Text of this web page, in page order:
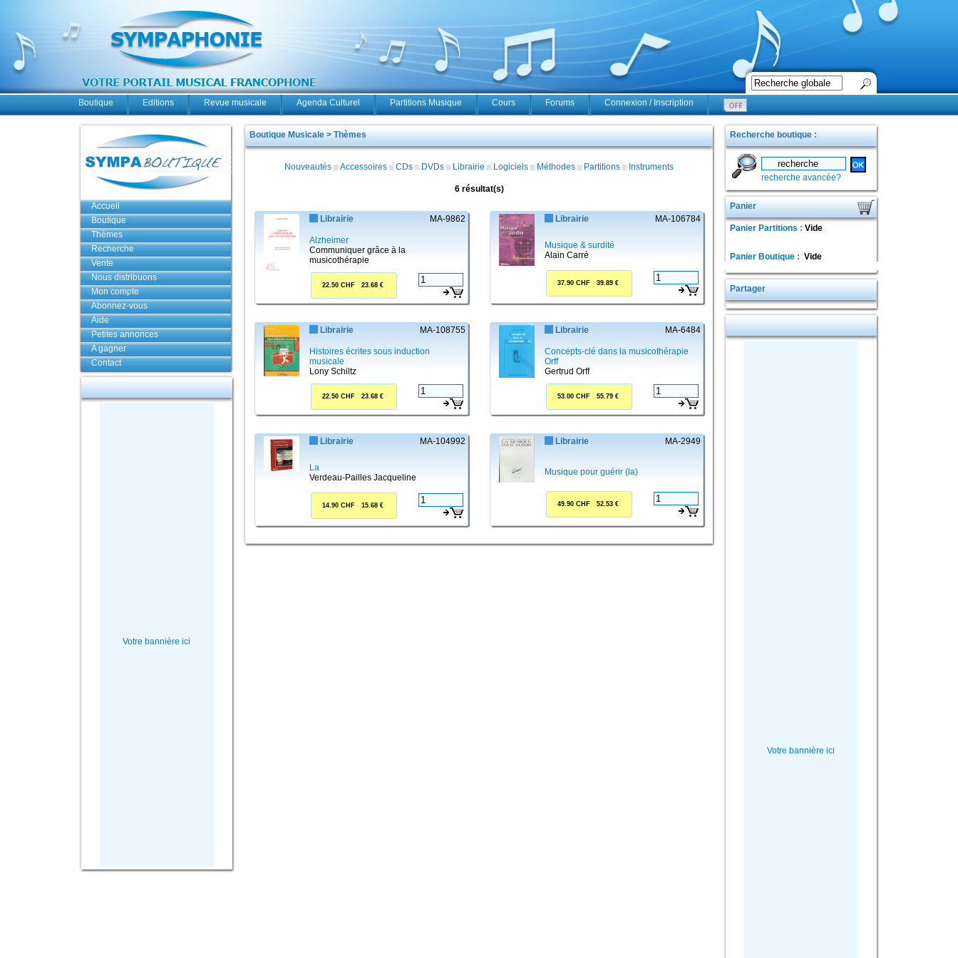
Boutique Editions Revue musicale Agenda Culturel Partitions Musique Cours Forums Connexion / Inscription
Accueil
Boutique
Thèmes
Recherche
Vente
Nous distribuons
Mon compte
Abonnez-vous
Aide
Petites annonces
A gagner
Contact
Votre bannière ici
Boutique Musicale > Thèmes
Nouveautés Accessoires CDs DVDs Librairie Logiciels Méthodes Partitions Instruments
6 résultat(s)
Librairie MA-9862
Alzheimer
Communiquer grâce à la
musicothérapie
22.50 CHF 23.68 €
Librairie MA-106784
Musique & surdité
Alain Carré
37.90 CHF 39.89 €
Librairie MA-108755
Histoires écrites sous induction
musicale
Lony Schiltz
22.50 CHF 23.68 €
Librairie MA-6484
Concepts-clé dans la musicothérapie
Orff
Gertrud Orff
53.00 CHF 55.79 €
Librairie MA-104992
La
Verdeau-Pailles Jacqueline
14.90 CHF 15.68 €
Librairie MA-2949
Musique pour guérir (la)
49.90 CHF 52.53 €
Recherche boutique :
recherche avancée?
Panier
Panier Partitions : Vide
Panier Boutique : Vide
Partager
Votre bannière ici